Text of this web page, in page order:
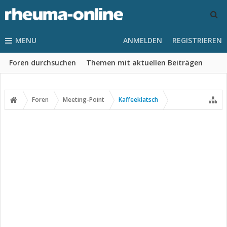
MENU
Foren durchsuchen Themen mit aktuellen Beiträgen
ANMELDEN REGISTRIEREN
Foren Meeting-Point Kaffeeklatsch